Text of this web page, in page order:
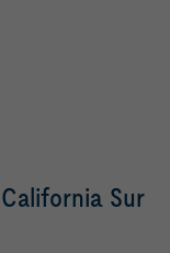
Sur